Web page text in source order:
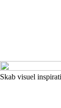
Skab visuel